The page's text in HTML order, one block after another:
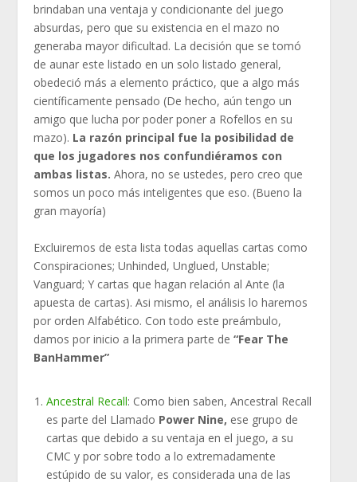
brindaban una ventaja y condicionante del juego
absurdas, pero que su existencia en el mazo no
generaba mayor dificultad. La decisión que se tomó
de aunar este listado en un solo listado general,
obedeció más a elemento práctico, que a algo más
científicamente pensado (De hecho, aún tengo un
amigo que lucha por poder poner a Rofellos en su
mazo). La razón principal fue la posibilidad de
que los jugadores nos confundiéramos con
ambas listas.Ahora, no se ustedes, pero creo que
somos un poco más inteligentes que eso. (Bueno la
gran mayoría)
Excluiremos de esta lista todas aquellas cartas como
Conspiraciones; Unhinded, Unglued, Unstable;
Vanguard; Y cartas que hagan relación al Ante (la
apuesta de cartas). Asi mismo, el análisis lo haremos
por orden Alfabético. Con todo este preámbulo,
damos por inicio a la primera parte de “Fear The
BanHammer”
Ancestral Recall: Como bien saben, Ancestral Recall
es parte del Llamado Power Nine, ese grupo de
cartas que debido a su ventaja en el juego, a su
CMC y por sobre todo a lo extremadamente
estúpido de su valor, es considerada una de las